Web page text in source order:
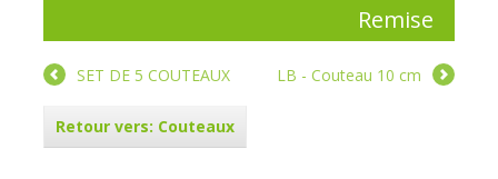
Remise
LB - Couteau 10 cm
SET DE 5 COUTEAUX
Retour vers: Couteaux